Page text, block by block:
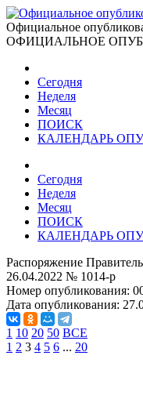
Официальное
ОФИЦИАЛЬНОЕ
Сегодня
Неделя
Месяц
ПОИСК
КАЛЕНДАРЬ
Сегодня
Неделя
Месяц
ПОИСК
КАЛЕНДАРЬ
Распоряжение
26.04.2022 № 1014-р
Номер опубликования:
Дата опубликования:
1 10 20 50 ВСЕ
1 2 3 4 5 6 ... 20